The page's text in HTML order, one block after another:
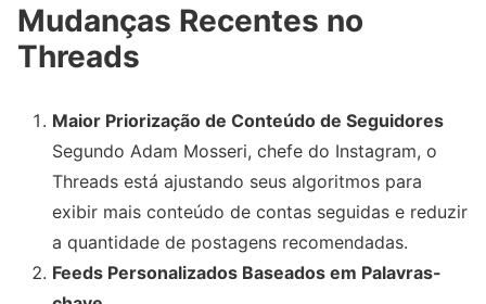
Mudanças Recentes no
Threads
Maior Priorização de Conteúdo de Seguidores
Segundo Adam Mosseri, chefe do Instagram, o
Threads está ajustando seus algoritmos para
exibir mais conteúdo de contas seguidas e reduzir
a quantidade de postagens recomendadas.
Feeds Personalizados Baseados em Palavras-